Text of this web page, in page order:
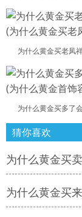
为什么黄金买老凤
为什么黄金买多了
猜你喜欢
为什么黄金买
为什么黄金买